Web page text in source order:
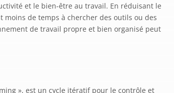
et le bien-être au travail. En réduisant le
moins de temps à chercher des outils ou des
de travail propre et bien organisé peut
», est un cycle itératif pour le contrôle et